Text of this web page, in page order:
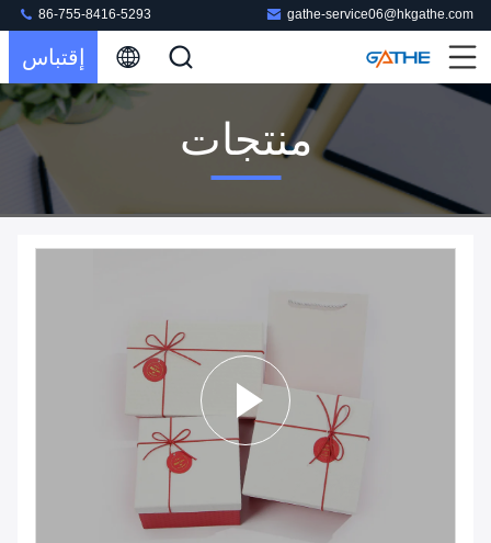
gathe-service06@hkgathe.com
86-755-8416-5293
إقتباس
منتجات